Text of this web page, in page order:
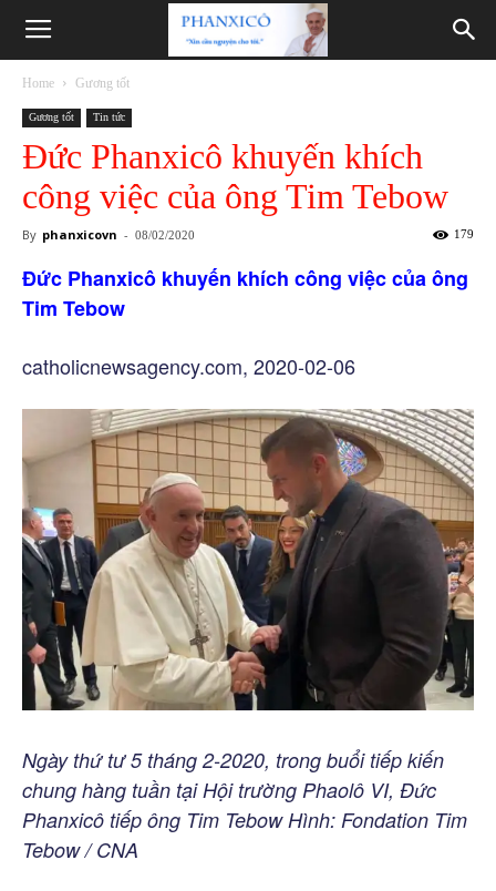
Phanxicô
Home Gương tốt
Gương tốt Tin tức
Đức Phanxicô khuyến khích
công việc của ông Tim Tebow
By phanxicovn - 08/02/2020 179
Đức Phanxicô khuyến khích công việc của ông
Tim Tebow
catholicnewsagency.com, 2020-02-06
Ngày thứ tư 5 tháng 2-2020, trong buổi tiếp kiến
chung hàng tuần tại Hội trường Phaolô VI, Đức
Phanxicô tiếp ông Tim Tebow Hình: Fondation Tim
Tebow / CNA